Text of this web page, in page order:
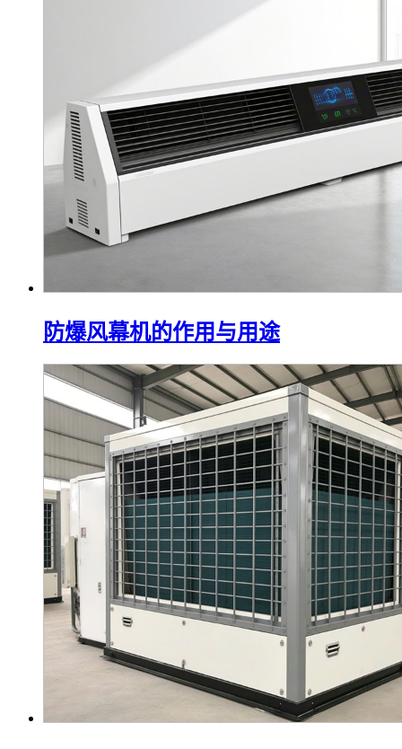
防爆风幕机的作用与用途